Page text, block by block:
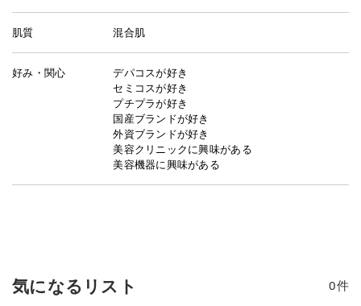
肌質 混合肌
好み・関心
デパコスが好き
セミコスが好き
プチプラが好き
国産ブランドが好き
外資ブランドが好き
美容クリニックに興味がある
美容機器に興味がある
気になるリスト 0件